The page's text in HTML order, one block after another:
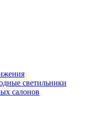
светильники
салонов